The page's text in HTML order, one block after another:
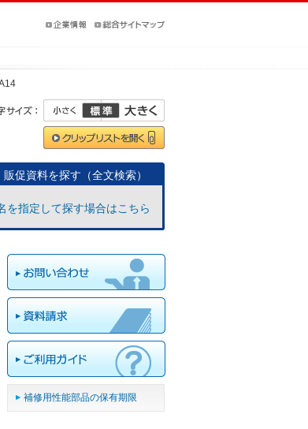
販促資料を探す（全文検索）
を指定して探す場合はこちら
補修用性能部品の保有期限